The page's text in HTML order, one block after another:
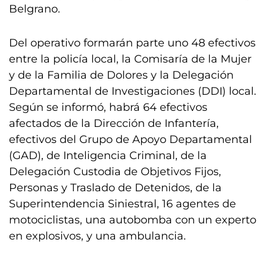
Belgrano.
Del operativo formarán parte uno 48 efectivos
entre la policía local, la Comisaría de la Mujer
y de la Familia de Dolores y la Delegación
Departamental de Investigaciones (DDI) local.
Según se informó, habrá 64 efectivos
afectados de la Dirección de Infantería,
efectivos del Grupo de Apoyo Departamental
(GAD), de Inteligencia Criminal, de la
Delegación Custodia de Objetivos Fijos,
Personas y Traslado de Detenidos, de la
Superintendencia Siniestral, 16 agentes de
motociclistas, una autobomba con un experto
en explosivos, y una ambulancia.